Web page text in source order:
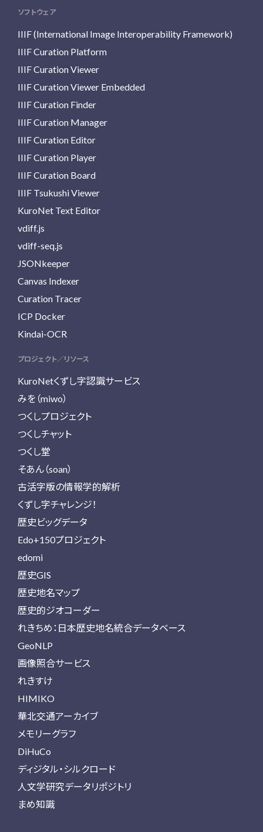
ソフトウェア
IIIF (International Image Interoperability Framework)
IIIF Curation Platform
IIIF Curation Viewer
IIIF Curation Viewer Embedded
IIIF Curation Finder
IIIF Curation Manager
IIIF Curation Editor
IIIF Curation Player
IIIF Curation Board
IIIF Tsukushi Viewer
KuroNet Text Editor
vdiff.js
vdiff-seq.js
JSONkeeper
Canvas Indexer
Curation Tracer
ICP Docker
Kindai-OCR
プロジェクト／リソース
KuroNetくずし字認識サービス
みを（miwo）
つくしプロジェクト
つくしチャット
つくし堂
そあん（soan）
古活字版の情報学的解析
くずし字チャレンジ！
歴史ビッグデータ
Edo+150プロジェクト
edomi
歴史GIS
歴史地名マップ
歴史的ジオコーダー
れきちめ：日本歴史地名統合データベース
GeoNLP
画像照合サービス
れきすけ
HIMIKO
華北交通アーカイブ
メモリーグラフ
DiHuCo
ディジタル・シルクロード
人文学研究データリポジトリ
まめ知識